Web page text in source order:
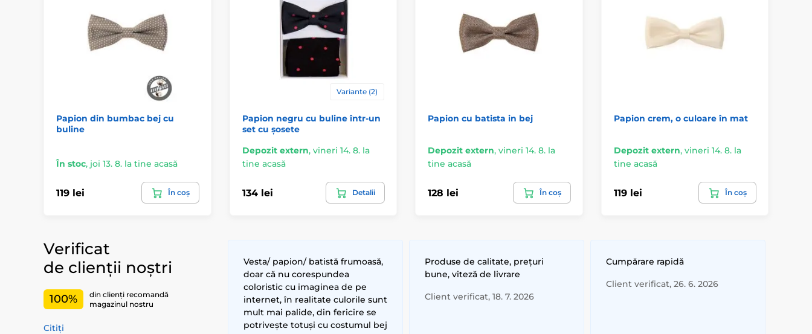
Papion din bumbac bej cu
buline
În stoc, joi 13. 8. la tine acasă
119 lei În coș
Variante (2)
Papion negru cu buline într-un
set cu șosete
Depozit extern, vineri 14. 8. la
tine acasă
134 lei Detalii
Papion cu batista in bej
Depozit extern, vineri 14. 8. la
tine acasă
128 lei În coș
Papion crem, o culoare în mat
Depozit extern, vineri 14. 8. la
tine acasă
119 lei În coș
Verificat
de clienții noștri
100%
din clienți recomandă
magazinul nostru
Citiți
Vesta/ papion/ batistă frumoasă,
doar că nu corespundea
coloristic cu imaginea de pe
internet, în realitate culorile sunt
mult mai palide, din fericire se
potrivește totuși cu costumul bej
Produse de calitate, prețuri
bune, viteză de livrare
Client verificat, 18. 7. 2026
Cumpărare rapidă
Client verificat, 26. 6. 2026